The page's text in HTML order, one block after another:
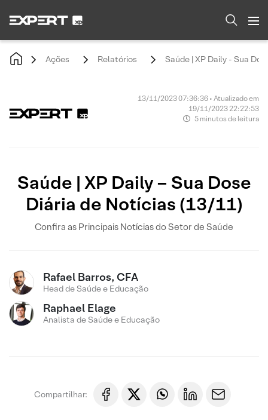
Ações Relatórios Saúde | XP Daily - Sua
13/11/2023 07:36:36 • Atualizado em
19/11/2023 22:22:53
5 minutos de leitura
Saúde | XP Daily – Sua Dose
Diária de Notícias (13/11)
Confira as Principais Notícias do Setor de Saúde
Rafael Barros, CFA
Head de Saúde e Educação
Raphael Elage
Analista de Saúde e Educação
Compartilhar: